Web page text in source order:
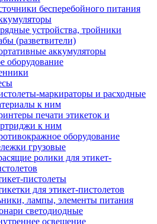
бесперебойного питания
устройства, тройники
(разветвители)
аккумуляторы
оборудование
маркираторы и расходные
к ним
печати этикеток и
к ним
оборудование
грузовые
ролики для этикет-
пистолеты
для этикет-пистолетов
лампы, элементы питания
светодиодные
освещение